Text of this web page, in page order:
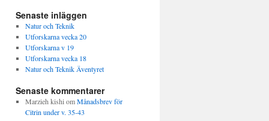
Senaste inläggen
Natur och Teknik
Utforskarna vecka 20
Utforskarna v 19
Utforskarna vecka 18
Natur och Teknik Äventyret
Senaste kommentarer
Marzieh kishi omMånadsbrev för
Citrin under v. 35-43